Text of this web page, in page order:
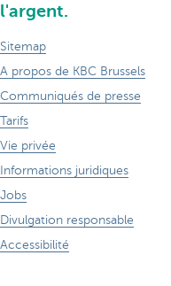
l'argent.
Sitemap
A propos de KBC Brussels
Communiqués de presse
Tarifs
Vie privée
Informations juridiques
Jobs
Divulgation responsable
Accessibilité